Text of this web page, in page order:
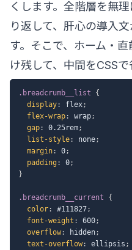
くします。全階層を無
り返して、肝心の導入
す。そこで、ホーム・
け残して、中間をCSSで
.breadcrumb__list
{
display: flex;
flex-wrap: wrap;
gap: 0.25rem;
list-style: none;
margin: 0;
padding: 0;
}
.breadcrumb__current
{
color: #111827;
font-weight : 600;
overflow: hidden;
text-overflow: ellipsis ;